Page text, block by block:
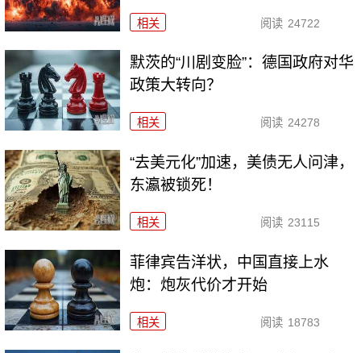
相关 阅读 24722
默茨的“川剧变脸”：德国政府对华
政策大转向？
相关 阅读 24278
“去美元化”加速，美债无人问津，
东瀛被锁死！
相关 阅读 23115
菲律宾告洋状，中国直接上水
炮：炮灰代价才开始
相关 阅读 18783